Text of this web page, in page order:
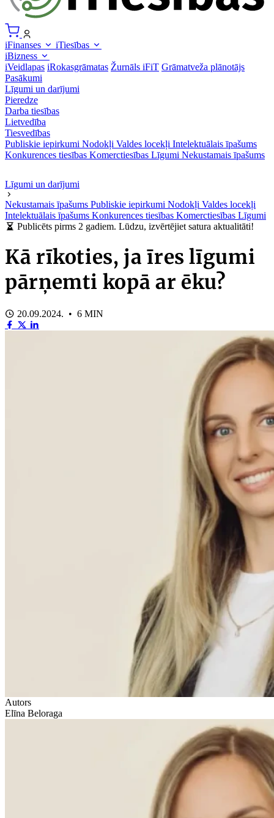
iFinanses
iTiesības
iBizness
iVeidlapas iRokasgrāmatas Žurnāls iFiT Grāmatveža plānotājs
Pasākumi
Līgumi un darījumi
Pieredze
Darba tiesības
Lietvedība
Tiesvedības
Publiskie iepirkumi Nodokļi Valdes locekļi Intelektuālais īpašums
Konkurences tiesības Komerctiesības Līgumi Nekustamais īpašums
Līgumi un darījumi
Nekustamais īpašums Publiskie iepirkumi Nodokļi Valdes locekļi
Intelektuālais īpašums Konkurences tiesības Komerctiesības Līgumi
Publicēts pirms 2 gadiem. Lūdzu, izvērtējiet satura aktualitāti!
Kā rīkoties, ja īres līgumi
pārņemti kopā ar ēku?
20.09.2024. • 6 MIN
Autors
Elīna Beloraga